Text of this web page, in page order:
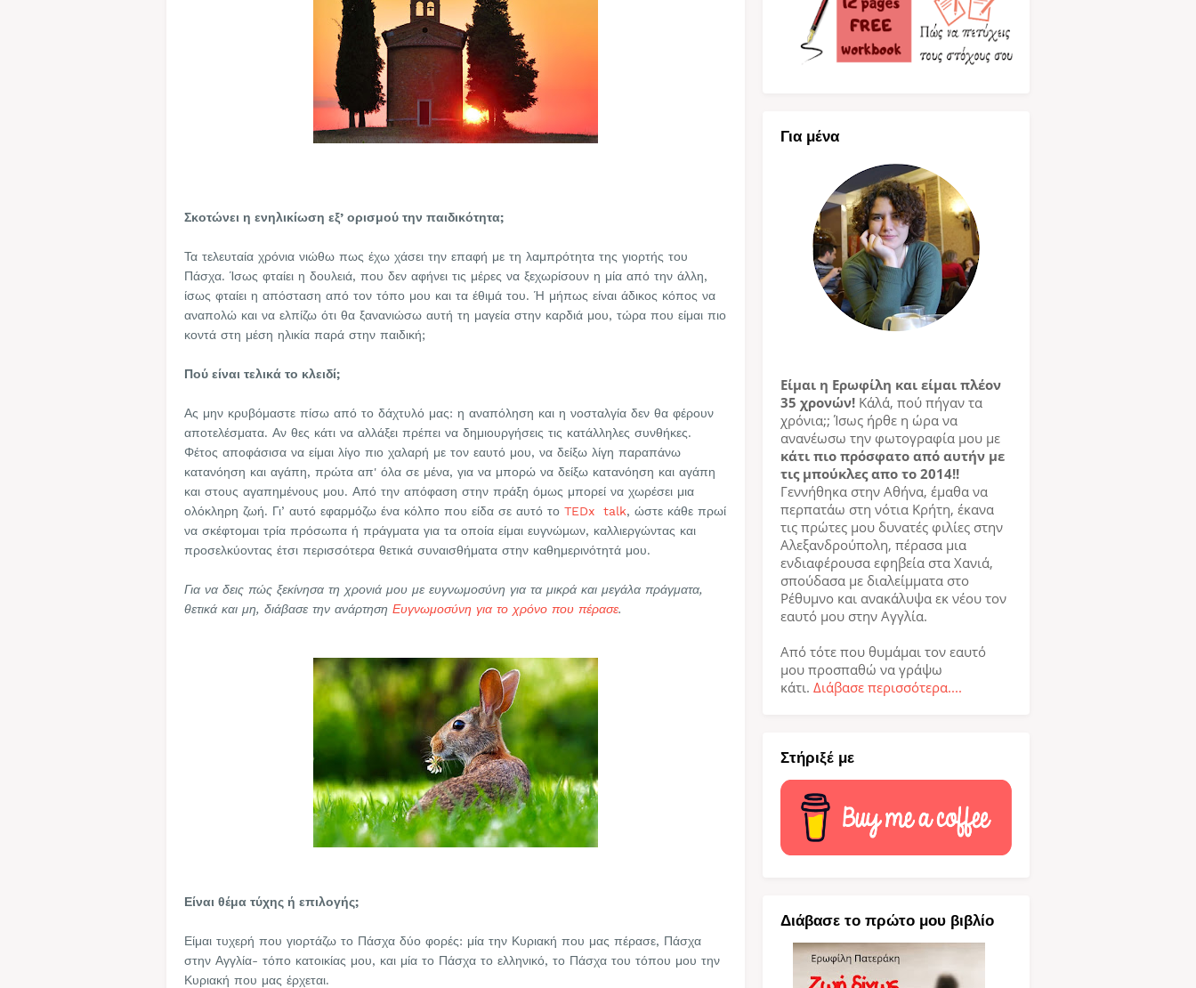
Σκοτώνει η ενηλικίωση εξ’ ορισμού την παιδικότητα;
Τα τελευταία χρόνια νιώθω πως έχω χάσει την επαφή με τη λαμπρότητα της γιορτής του
Πάσχα. Ίσως φταίει η δουλειά, που δεν αφήνει τις μέρες να ξεχωρίσουν η μία από την άλλη,
ίσως φταίει η απόσταση από τον τόπο μου και τα έθιμά του. Ή μήπως είναι άδικος κόπος να
αναπολώ και να ελπίζω ότι θα ξανανιώσω αυτή τη μαγεία στην καρδιά μου, τώρα που είμαι πιο
κοντά στη μέση ηλικία παρά στην παιδική;
Πού είναι τελικά το κλειδί;
Ας μην κρυβόμαστε πίσω από το δάχτυλό μας: η αναπόληση και η νοσταλγία δεν θα φέρουν
αποτελέσματα. Αν θες κάτι να αλλάξει πρέπει να δημιουργήσεις τις κατάλληλες συνθήκες.
Φέτος αποφάσισα να είμαι λίγο πιο χαλαρή με τον εαυτό μου, να δείξω λίγη παραπάνω
κατανόηση και αγάπη, πρώτα απ' όλα σε μένα, για να μπορώ να δείξω κατανόηση και αγάπη
και στους αγαπημένους μου. Από την απόφαση στην πράξη όμως μπορεί να χωρέσει μια
ολόκληρη ζωή. Γι’ αυτό εφαρμόζω ένα κόλπο που είδα σε αυτό το TEDx talk, ώστε κάθε πρωί
να σκέφτομαι τρία πρόσωπα ή πράγματα για τα οποία είμαι ευγνώμων, καλλιεργώντας και
προσελκύοντας έτσι περισσότερα θετικά συναισθήματα στην καθημερινότητά μου.
Για να δεις πώς ξεκίνησα τη χρονιά μου με ευγνωμοσύνη για τα μικρά και μεγάλα πράγματα,
θετικά και μη, διάβασε την ανάρτηση Ευγνωμοσύνη για το χρόνο που πέρασε.
Είναι θέμα τύχης ή επιλογής;
Είμαι τυχερή που γιορτάζω το Πάσχα δύο φορές: μία την Κυριακή που μας πέρασε, Πάσχα
στην Αγγλία- τόπο κατοικίας μου, και μία το Πάσχα το ελληνικό, το Πάσχα του τόπου μου την
Κυριακή που μας έρχεται.
Για μένα
Είμαι η Ερωφίλη και είμαι πλέον
35 χρονών! Κάλά, πού πήγαν τα
χρόνια;; Ίσως ήρθε η ώρα να
ανανέωσω την φωτογραφία μου με
κάτι πιο πρόσφατο από αυτήν με
τις μπούκλες απο το 2014!!
Γεννήθηκα στην Αθήνα, έμαθα να
περπατάω στη νότια Κρήτη, έκανα
τις πρώτες μου δυνατές φιλίες στην
Αλεξανδρούπολη, πέρασα μια
ενδιαφέρουσα εφηβεία στα Χανιά,
σπούδασα με διαλείμματα στο
Ρέθυμνο και ανακάλυψα εκ νέου τον
εαυτό μου στην Αγγλία.
Από τότε που θυμάμαι τον εαυτό
μου προσπαθώ να γράψω
κάτι. Διάβασε περισσότερα....
Στήριξέ με
Διάβασε το πρώτο μου βιβλίο